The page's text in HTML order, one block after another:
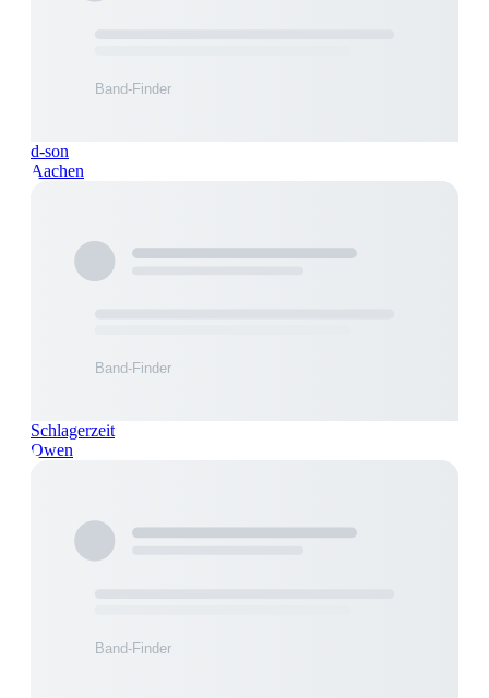
d-son
Aachen
Schlagerzeit
Owen